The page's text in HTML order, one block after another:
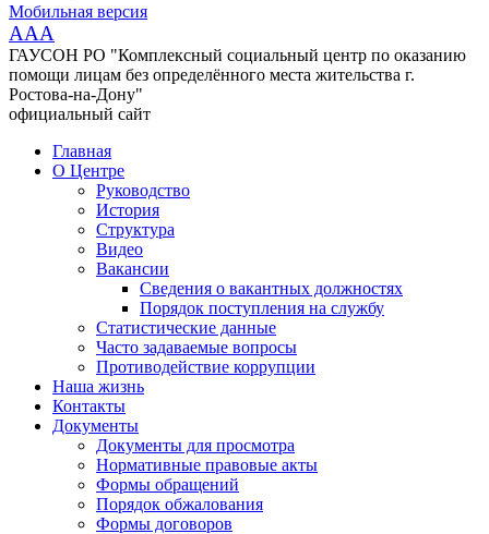
Мобильная версия
AAA
ГАУСОН РО "Комплексный социальный центр по оказанию
помощи лицам без определённого места жительства г.
Ростова-на-Дону"
официальный сайт
Главная
О Центре
Руководство
История
Структура
Видео
Вакансии
Сведения о вакантных должностях
Порядок поступления на службу
Статистические данные
Часто задаваемые вопросы
Противодействие коррупции
Наша жизнь
Контакты
Документы
Документы для просмотра
Нормативные правовые акты
Формы обращений
Порядок обжалования
Формы договоров